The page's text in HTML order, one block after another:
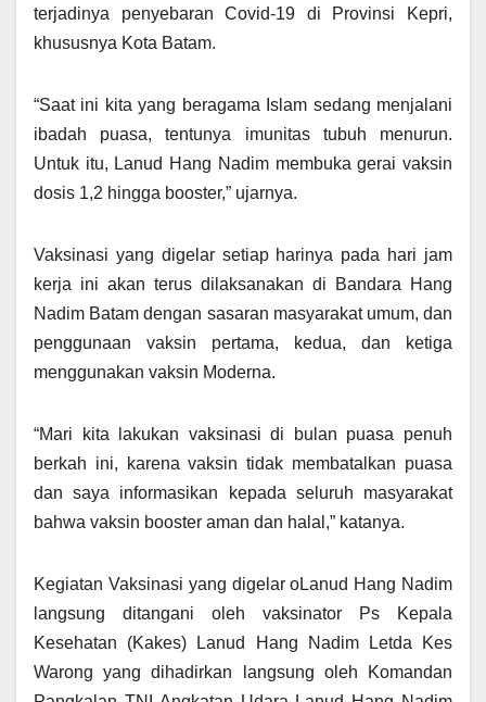
terjadinya penyebaran Covid-19 di Provinsi Kepri,
khususnya Kota Batam.
“Saat ini kita yang beragama Islam sedang menjalani
ibadah puasa, tentunya imunitas tubuh menurun.
Untuk itu, Lanud Hang Nadim membuka gerai vaksin
dosis 1,2 hingga booster,” ujarnya.
Vaksinasi yang digelar setiap harinya pada hari jam
kerja ini akan terus dilaksanakan di Bandara Hang
Nadim Batam dengan sasaran masyarakat umum, dan
penggunaan vaksin pertama, kedua, dan ketiga
menggunakan vaksin Moderna.
“Mari kita lakukan vaksinasi di bulan puasa penuh
berkah ini, karena vaksin tidak membatalkan puasa
dan saya informasikan kepada seluruh masyarakat
bahwa vaksin booster aman dan halal,” katanya.
Kegiatan Vaksinasi yang digelar oLanud Hang Nadim
langsung ditangani oleh vaksinator Ps Kepala
Kesehatan (Kakes) Lanud Hang Nadim Letda Kes
Warong yang dihadirkan langsung oleh Komandan